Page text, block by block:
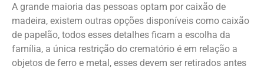
A grande maioria das pessoas optam por caixão de
madeira, existem outras opções disponíveis como caixão
de papelão, todos esses detalhes ficam a escolha da
família, a única restrição do crematório é em relação a
objetos de ferro e metal, esses devem ser retirados antes